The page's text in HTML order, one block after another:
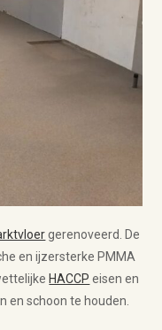
gerenoveerd. De
en ijzersterke PMMA
HACCP eisen en
en schoon te houden.